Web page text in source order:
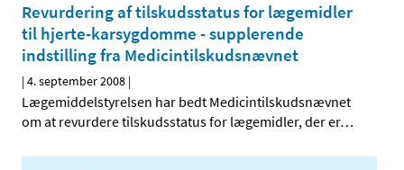
Revurdering af tilskudsstatus for lægemidler
til hjerte-karsygdomme - supplerende
indstilling fra Medicintilskudsnævnet
|4. september 2008 |
Lægemiddelstyrelsen har bedt Medicintilskudsnævnet
om at revurdere tilskudsstatus for lægemidler, der er…